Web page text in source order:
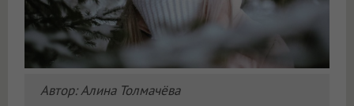
Автор: Алина Толмачёва